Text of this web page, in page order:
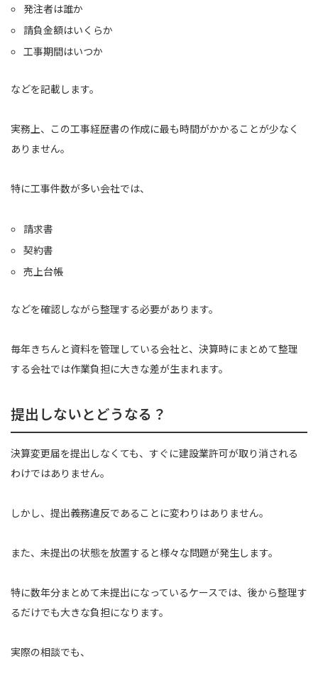
発注者は誰か
請負金額はいくらか
工事期間はいつか
などを記載します。
実務上、この工事経歴書の作成に最も時間がかかることが少なく
ありません。
特に工事件数が多い会社では、
請求書
契約書
売上台帳
などを確認しながら整理する必要があります。
毎年きちんと資料を管理している会社と、決算時にまとめて整理
する会社では作業負担に大きな差が生まれます。
提出しないとどうなる？
決算変更届を提出しなくても、すぐに建設業許可が取り消される
わけではありません。
しかし、提出義務違反であることに変わりはありません。
また、未提出の状態を放置すると様々な問題が発生します。
特に数年分まとめて未提出になっているケースでは、後から整理す
るだけでも大きな負担になります。
実際の相談でも、